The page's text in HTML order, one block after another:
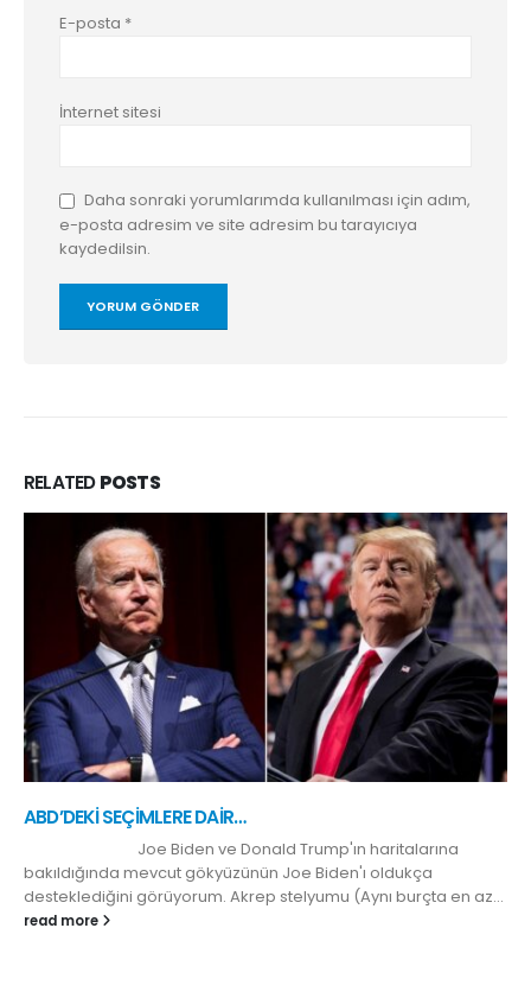
E-posta *
İnternet sitesi
Daha sonraki yorumlarımda kullanılması için adım,
e-posta adresim ve site adresim bu tarayıcıya
kaydedilsin.
RELATEDPOSTS
ABD’DEKİ SEÇİMLERE DAİR…
Joe Biden ve Donald Trump'ın haritalarına
bakıldığında mevcut gökyüzünün Joe Biden'ı oldukça
desteklediğini görüyorum. Akrep stelyumu (Aynı burçta en az...
read more